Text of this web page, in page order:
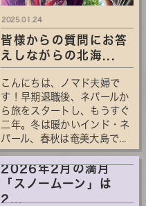
皆様からの質問にお答
えしながらの北海...
こんにちは、ノマド夫婦で
す！早期退職後、ネパールか
ら旅をスタートし、もうすぐ
二年。冬は暖かいインド・ネ
パール、春秋は奄美大島で...
2025.01.24
2026年2月の満月
「スノームーン」は
2...